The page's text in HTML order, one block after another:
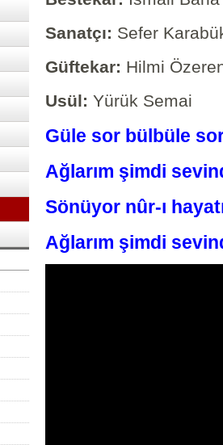
Sanatçı: Sefer
Güftekar: Hilmi
Usül: Yürük Semai
Güle sor bülbüle
Ağlarım şimdi
Sönüyor nûr-ı
Ağlarım şimdi